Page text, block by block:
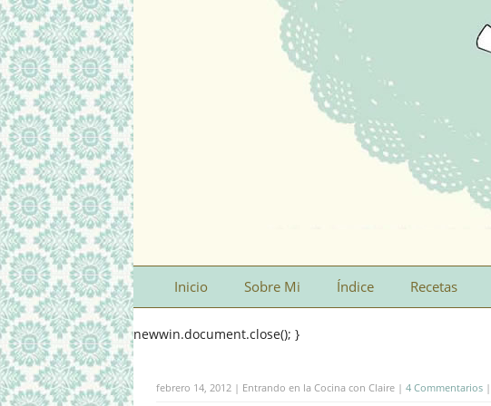
Inicio Sobre Mi Índice Recetas
newwin.document.close(); }
febrero 14, 2012 | Entrando en la Cocina con Claire | 4 Commentarios |